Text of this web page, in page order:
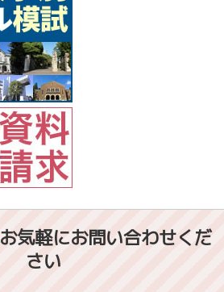
お気軽にお問い合わせくだ
さい